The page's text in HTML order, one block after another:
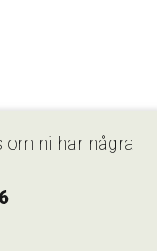
ni har några